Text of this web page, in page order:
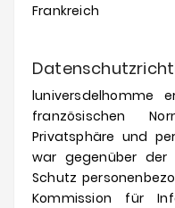
Frankreich
luniversdelhomme
französischen
Privatsphäre und
war gegenüber der
Schutz
Kommission für